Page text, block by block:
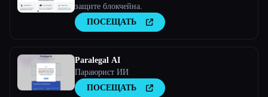
защите блокчейна.
ПОСЕЩАТЬ
Paralegal AI
Параюрист ИИ
ПОСЕЩАТЬ